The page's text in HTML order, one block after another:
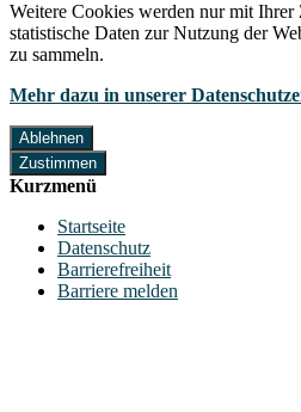
Weitere Cookies werden nur mit Ihrer
statistische Daten zur Nutzung der
zu sammeln.
Mehr dazu in unserer
Ablehnen
Zustimmen
Kurzmenü
Startseite
Datenschutz
Barrierefreiheit
Barriere melden